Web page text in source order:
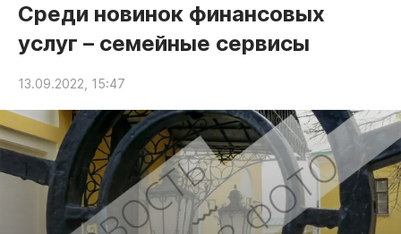
Новости компаний
Статьи
Народные новости
Авто и транспорт
Благоустройство
Криминал
Культура
Недвижимость и ЖКХ
Среди новинок финансовых
услуг – семейные сервисы
13.09.2022, 15:47